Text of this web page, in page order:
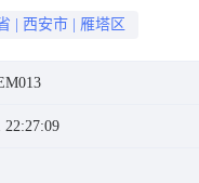
告
西安市 雁塔区
22:27:09